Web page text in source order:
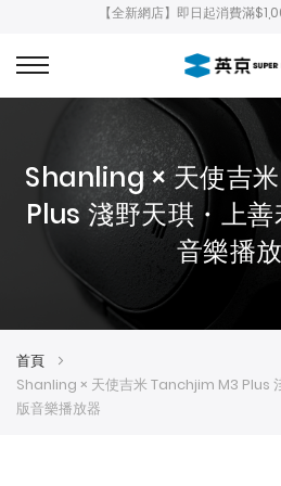
【全新網店】即日起消費滿
Shanling × 天使吉
Plus 淺野天琪・上
音樂播
首頁
Shanling × 天使吉米 Tanchjim M3 Plus
版音樂播放器